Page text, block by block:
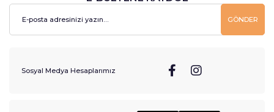
GÖNDER
Sosyal Medya Hesaplarımız